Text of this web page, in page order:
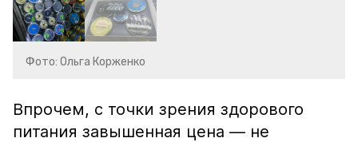
Фото: Ольга Корженко
Впрочем, с точки зрения здорового
питания завышенная цена — не